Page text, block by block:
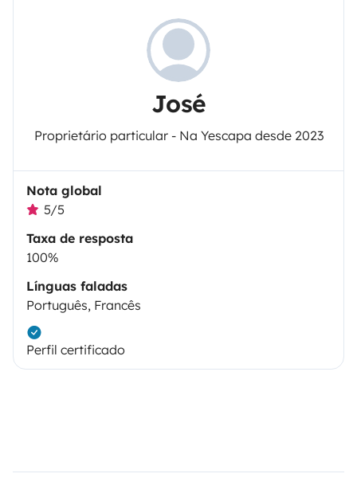
José
Proprietário particular - Na Yescapa desde 2023
Nota global
5/5
Taxa de resposta
100%
Línguas faladas
Português, Francês
Perfil certificado